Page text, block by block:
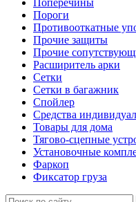
Поперечины
Пороги
Противооткатные
Прочие защиты
Прочие
Расширитель арки
Сетки
Сетки в багажник
Спойлер
Средства
Товары для дома
Тягово-сцепные
Установочные
Фаркоп
Фиксатор груза